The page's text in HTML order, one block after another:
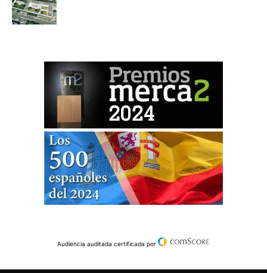
Audiencia auditada certificada por